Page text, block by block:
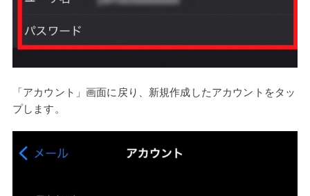
「アカウント」画面に戻り、新規作成したアカウントをタッ
プします。